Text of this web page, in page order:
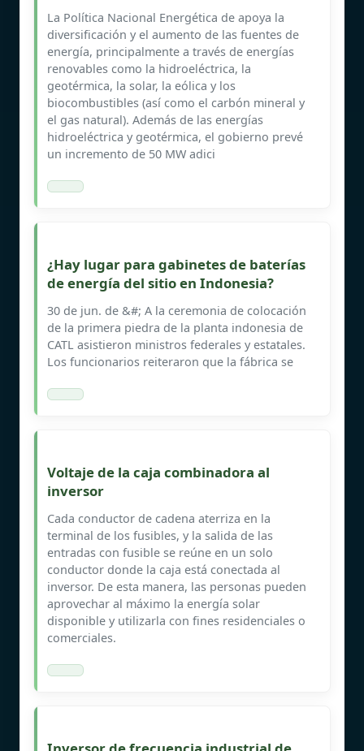
La Política Nacional Energética de apoya la
diversificación y el aumento de las fuentes de
energía, principalmente a través de energías
renovables como la hidroeléctrica, la
geotérmica, la solar, la eólica y los
biocombustibles (así como el carbón mineral y
el gas natural). Además de las energías
hidroeléctrica y geotérmica, el gobierno prevé
un incremento de 50 MW adici
¿Hay lugar para gabinetes de baterías
de energía del sitio en Indonesia?
30 de jun. de &#; A la ceremonia de colocación
de la primera piedra de la planta indonesia de
CATL asistieron ministros federales y estatales.
Los funcionarios reiteraron que la fábrica se
Voltaje de la caja combinadora al
inversor
Cada conductor de cadena aterriza en la
terminal de los fusibles, y la salida de las
entradas con fusible se reúne en un solo
conductor donde la caja está conectada al
inversor. De esta manera, las personas pueden
aprovechar al máximo la energía solar
disponible y utilizarla con fines residenciales o
comerciales.